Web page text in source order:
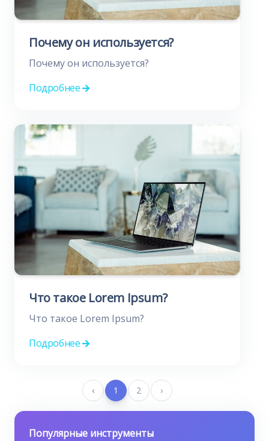
Почему он используется?
Почему он используется?
Подробнее
Что такое Lorem Ipsum?
Что такое Lorem Ipsum?
Подробнее
‹ 1 2 ›
Популярные инструменты